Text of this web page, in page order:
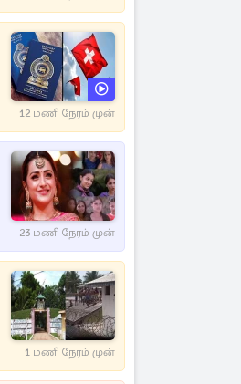
12 மணி நேரம் முன்
23 மணி நேரம் முன்
1 மணி நேரம் முன்